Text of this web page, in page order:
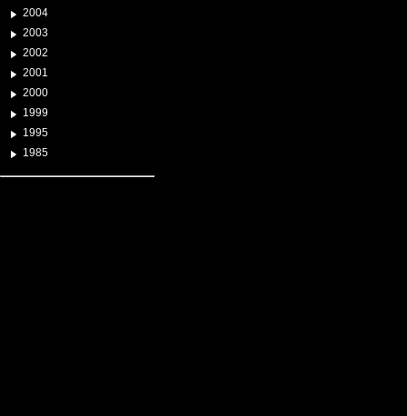
2004
2003
2002
2001
2000
1999
1995
1985